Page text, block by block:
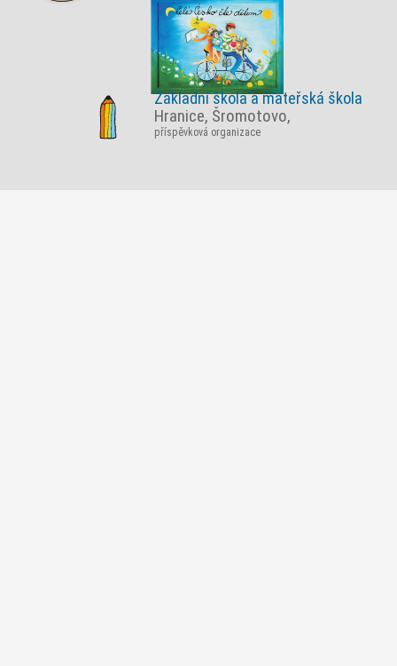
Základní škola a mateřská škola
Hranice, Šromotovo,
příspěvková organizace